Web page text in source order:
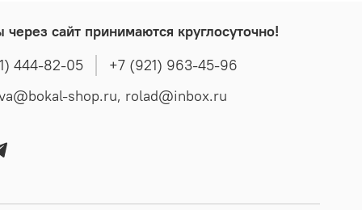
через сайт принимаются круглосуточно!
444-82-05
+7 (921) 963-45-96
t.popova@bokal-shop.ru, rolad@inbox.ru